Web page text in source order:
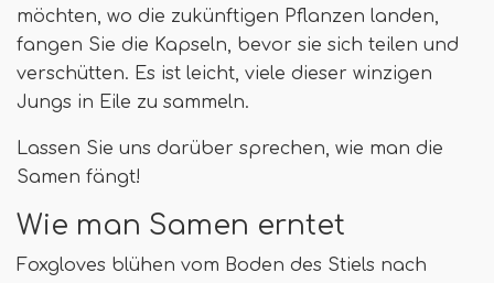
möchten, wo die zukünftigen Pflanzen landen,
fangen Sie die Kapseln, bevor sie sich teilen und
verschütten. Es ist leicht, viele dieser winzigen
Jungs in Eile zu sammeln.
Lassen Sie uns darüber sprechen, wie man die
Samen fängt!
Wie man Samen erntet
Foxgloves blühen vom Boden des Stiels nach